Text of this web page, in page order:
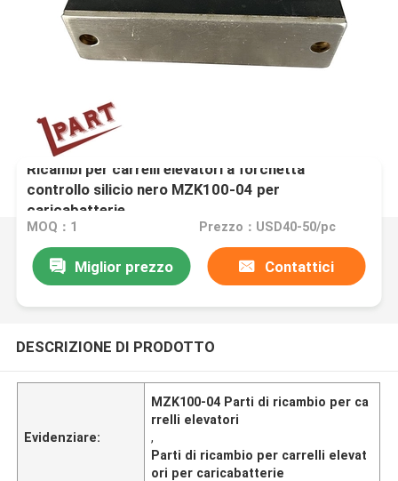
Ricambi per carrelli elevatori a forchetta
controllo silicio nero MZK100-04 per
caricabatterie
MOQ：1 Prezzo：USD40-50/pc
Miglior prezzo Contattici
DESCRIZIONE DI PRODOTTO
Evidenziare:
MZK100-04 Parti di ricambio per ca
rrelli elevatori
,
Parti di ricambio per carrelli elevat
ori per caricabatterie